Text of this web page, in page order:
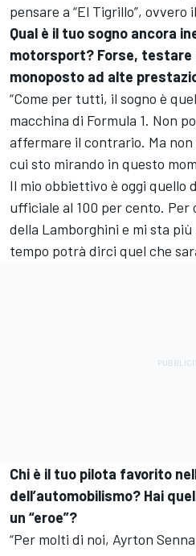
pensare a “El Tigrillo”, ovvero
Qual è il tuo sogno ancora
motorsport? Forse, testare
monoposto ad alte
“Come per tutti, il sogno è
macchina di Formula 1. Non
affermare il contrario. Ma non
cui sto mirando in questo
Il mio obbiettivo è oggi quello
ufficiale al 100 per cento.
della Lamborghini e mi sta
tempo potrà dirci quel che
Chi è il tuo pilota favorito
dell’automobilismo? Hai
un “eroe”?
“Per molti di noi, Ayrton